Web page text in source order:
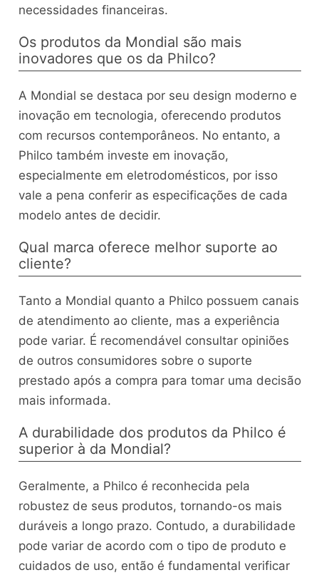
necessidades financeiras.
Os produtos da Mondial são mais
inovadores que os da Philco?
A Mondial se destaca por seu design moderno e
inovação em tecnologia, oferecendo produtos
com recursos contemporâneos. No entanto, a
Philco também investe em inovação,
especialmente em eletrodomésticos, por isso
vale a pena conferir as especificações de cada
modelo antes de decidir.
Qual marca oferece melhor suporte ao
cliente?
Tanto a Mondial quanto a Philco possuem canais
de atendimento ao cliente, mas a experiência
pode variar. É recomendável consultar opiniões
de outros consumidores sobre o suporte
prestado após a compra para tomar uma decisão
mais informada.
A durabilidade dos produtos da Philco é
superior à da Mondial?
Geralmente, a Philco é reconhecida pela
robustez de seus produtos, tornando-os mais
duráveis a longo prazo. Contudo, a durabilidade
pode variar de acordo com o tipo de produto e
cuidados de uso, então é fundamental verificar